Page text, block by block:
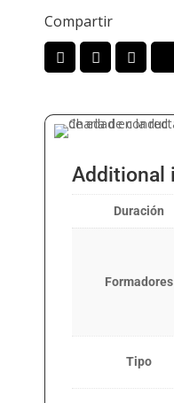
Compartir
Additional
Duración
Formadores
Tipo